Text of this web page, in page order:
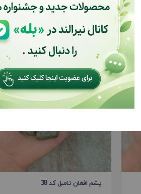
یشم افغان تامبل کد 38